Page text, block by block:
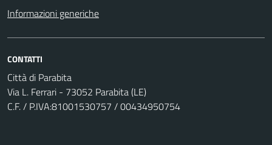
Informazioni generiche
CONTATTI
Città di Parabita
Via L. Ferrari - 73052 Parabita (LE)
C.F. / P.IVA:81001530757 / 00434950754